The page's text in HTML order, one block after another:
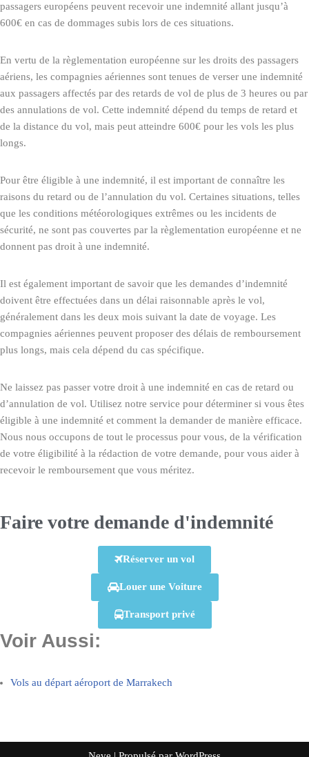
passagers européens peuvent recevoir une indemnité allant jusqu’à
600€ en cas de dommages subis lors de ces situations.
En vertu de la règlementation européenne sur les droits des passagers
aériens, les compagnies aériennes sont tenues de verser une indemnité
aux passagers affectés par des retards de vol de plus de 3 heures ou par
des annulations de vol. Cette indemnité dépend du temps de retard et
de la distance du vol, mais peut atteindre 600€ pour les vols les plus
longs.
Pour être éligible à une indemnité, il est important de connaître les
raisons du retard ou de l’annulation du vol. Certaines situations, telles
que les conditions météorologiques extrêmes ou les incidents de
sécurité, ne sont pas couvertes par la règlementation européenne et ne
donnent pas droit à une indemnité.
Il est également important de savoir que les demandes d’indemnité
doivent être effectuées dans un délai raisonnable après le vol,
généralement dans les deux mois suivant la date de voyage. Les
compagnies aériennes peuvent proposer des délais de remboursement
plus longs, mais cela dépend du cas spécifique.
Ne laissez pas passer votre droit à une indemnité en cas de retard ou
d’annulation de vol. Utilisez notre service pour déterminer si vous êtes
éligible à une indemnité et comment la demander de manière efficace.
Nous nous occupons de tout le processus pour vous, de la vérification
de votre éligibilité à la rédaction de votre demande, pour vous aider à
recevoir le remboursement que vous méritez.
Faire votre demande d'indemnité
Réserver un vol
Louer une Voiture
Transport privé
Voir Aussi:
Vols au départ aéroport de Marrakech